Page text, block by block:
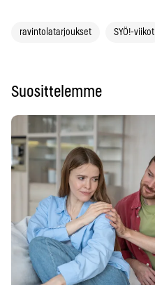
ravintolatarjoukset SYÖ!-viikot
Suosittelemme